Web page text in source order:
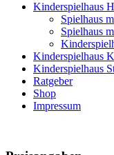
Kinderspielhaus
Spielhaus
Spielhaus
Kinderspielhaus
Kinderspielhaus
Ratgeber
Shop
Impressum